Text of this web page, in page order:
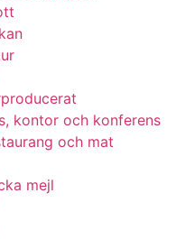
kontor och konferens
och mat
mejl